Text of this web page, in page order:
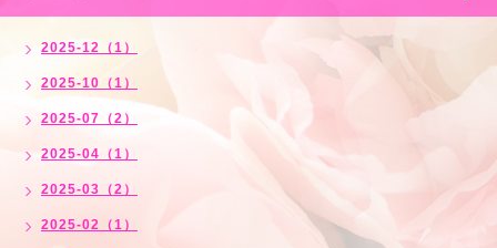
2025-12（1）
2025-10（1）
2025-07（2）
2025-04（1）
2025-03（2）
2025-02（1）